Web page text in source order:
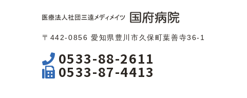
〒442-0856 愛知県豊川市久保町葉善寺36-1
0533-88-2611
0533-87-4413